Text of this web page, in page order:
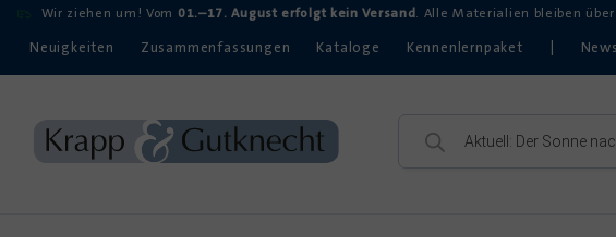
Wir ziehen um! Vom 01.–17. August erfolgt kein Versand. Alle Materialien bleiben
Neuigkeiten Zusammenfassungen Kataloge Kennenlernpaket